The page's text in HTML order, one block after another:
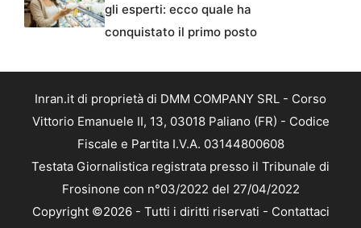
gli esperti: ecco quale ha
conquistato il primo posto
Inran.it di proprietà di DMM COMPANY SRL - Corso
Vittorio Emanuele II, 13, 03018 Paliano (FR) - Codice
Fiscale e Partita I.V.A. 03144800608
Testata Giornalistica registrata presso il Tribunale di
Frosinone con n°03/2022 del 27/04/2022
Copyright ©2026 - Tutti i diritti riservati - Contattaci